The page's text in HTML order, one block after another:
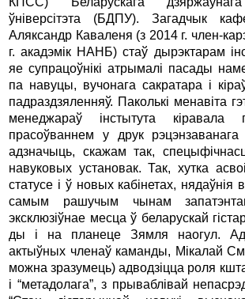
ўніверсітэта (БДПУ). Загадчык
Аляксандр Каваленя (з 2014 г. член-
г. акадэмік НАНБ) стаў дырэктарам
яе супрацоўнікі атрымалі пасады
па навуцы, вучонага сакратара і
падраздзяленняў. Паколькі менавіта
менеджараў інстытута кіравала
прасоўваннем у друк
адзначыць, скажам так,
навуковых установак. Так, хутка
статусе і ў новых кабінетах,
самым рашучым чынам
эксклюзіўнае месца ў беларускай
ды і на планеце Зямля наогул.
актыўных членаў каманды, Мікалай
можна зразумець) адводзіцца роля
і “метадолага”, з прываблівай